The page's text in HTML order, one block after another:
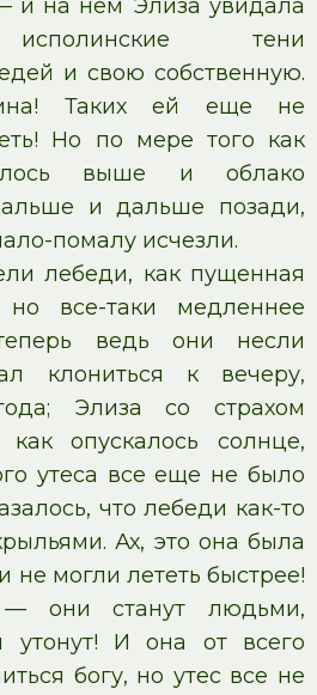
и на нем Элиза увидала
тени
и свою собственную.
Таких ей еще не
Но по мере того как
выше и облако
и дальше позади,
помалу исчезли.
лебеди, как пущенная
все-таки медленнее
ведь они несли
клониться к вечеру,
Элиза со страхом
опускалось солнце,
утеса все еще не было
что лебеди как-то
Ах, это она была
не могли лететь быстрее!
— они станут людьми,
И она от всего
богу, но утес все не